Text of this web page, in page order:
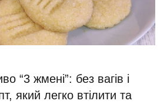
“3 жмені”: без вагів і
який легко втілити та